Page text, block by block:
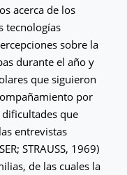
acerca de los
tecnologías
sobre la
durante el año y
que siguieron
por
que
entrevistas
STRAUSS, 1969)
de las cuales la